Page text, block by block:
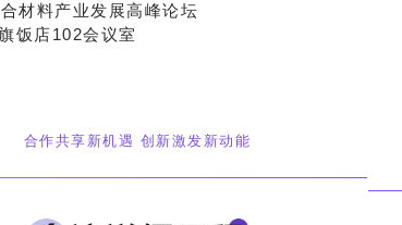
合材料产业发展高峰论坛
饭店102会议室
合作共享新机遇 创新激发新动能